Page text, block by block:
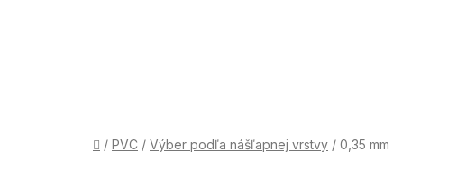
Domov
/ PVC / Výber podľa nášľapnej vrstvy / 0,35 mm